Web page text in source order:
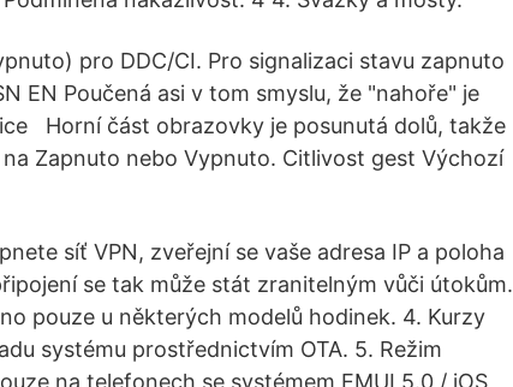
pro DDC/CI. Pro signalizaci stavu zapnuto
EN Poučená asi v tom smyslu, že "nahoře" je
Horní část obrazovky je posunutá dolů, takže
Zapnuto nebo Vypnuto. Citlivost gest Výchozí
síť VPN, zveřejní se vaše adresa IP a poloha
se tak může stát zranitelným vůči útokům.
pouze u některých modelů hodinek. 4. Kurzy
systému prostřednictvím OTA. 5. Režim
na telefonech se systémem EMUI 5.0 / iOS